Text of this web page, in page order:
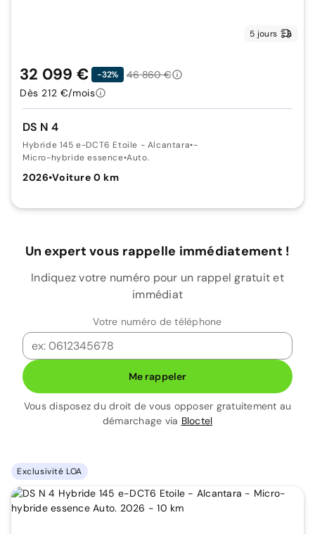
5 jours
DS N 4
Hybride 145 e-DCT6 Etoile - Alcantara•-
Micro-hybride essence•Auto.
2026•Voiture 0 km
32 099 € -32%
46 860 €
Dès 212 €/mois
Un expert vous rappelle immédiatement !
Indiquez votre numéro pour un rappel gratuit et
immédiat
Votre numéro de téléphone
Me rappeler
Vous disposez du droit de vous opposer gratuitement au
démarchage via Bloctel
Exclusivité LOA